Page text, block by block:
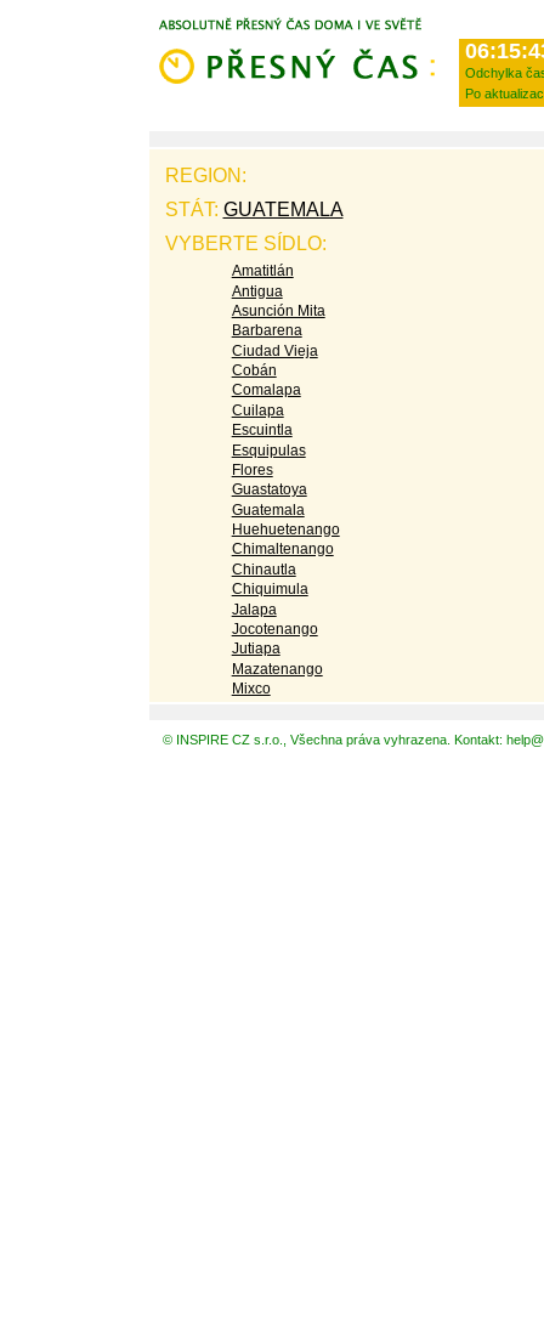
Odchylka
Po
REGION:
STÁT: GUATEMALA
VYBERTE SÍDLO:
Amatitlán
Antigua
Asunción Mita
Barbarena
Ciudad Vieja
Cobán
Comalapa
Cuilapa
Escuintla
Esquipulas
Flores
Guastatoya
Guatemala
Huehuetenango
Chimaltenango
Chinautla
Chiquimula
Jalapa
Jocotenango
Jutiapa
Mazatenango
Mixco
© INSPIRE CZ s.r.o., Všechna práva vyhrazena. Kontakt: